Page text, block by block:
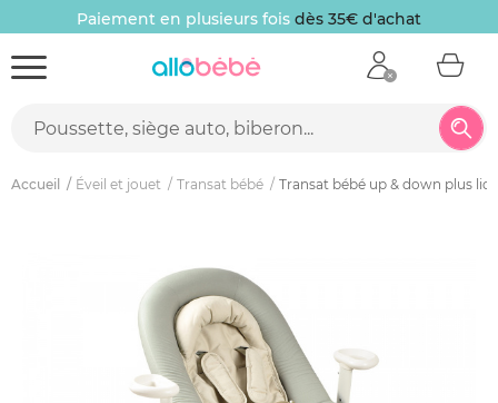
Paiement en plusieurs fois dès 35€ d'achat
Accueil Éveil et jouet Transat bébé Transat bébé up & down plus